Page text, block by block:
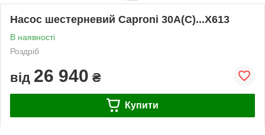
Насос шестерневий Caproni 30A(C)...X613
В наявності
Роздріб
від 26 940 ₴
Купити